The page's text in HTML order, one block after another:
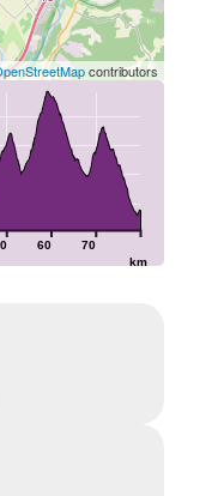
contributors
60 70
km